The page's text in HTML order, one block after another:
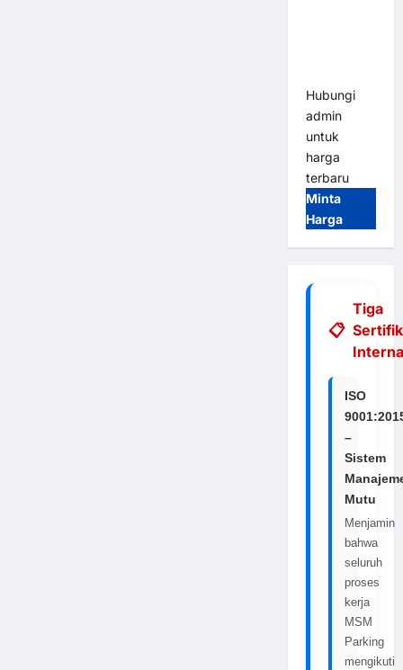
Hubungi
admin
untuk
harga
terbaru
Minta
Harga
Tiga
ISO
–
Sistem
Mutu
Menjamin
bahwa
seluruh
proses
kerja
MSM
Parking
mengikuti